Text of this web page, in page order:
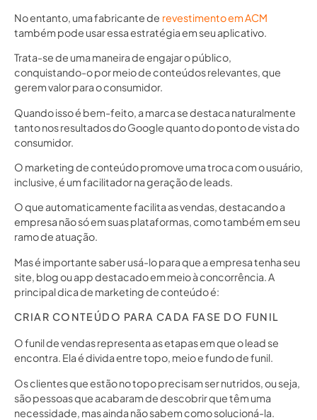
No entanto, uma fabricante de revestimento em ACM
também pode usar essa estratégia em seu aplicativo.
Trata-se de uma maneira de engajar o público,
conquistando-o por meio de conteúdos relevantes, que
gerem valor para o consumidor.
Quando isso é bem-feito, a marca se destaca naturalmente
tanto nos resultados do Google quanto do ponto de vista do
consumidor.
O marketing de conteúdo promove uma troca com o usuário,
inclusive, é um facilitador na geração de leads.
O que automaticamente facilita as vendas, destacando a
empresa não só em suas plataformas, como também em seu
ramo de atuação.
Mas é importante saber usá-lo para que a empresa tenha seu
site, blog ou app destacado em meio à concorrência. A
principal dica de marketing de conteúdo é:
CRIAR CONTEÚDO PARA CADA FASE DO FUNIL
O funil de vendas representa as etapas em que o lead se
encontra. Ela é divida entre topo, meio e fundo de funil.
Os clientes que estão no topo precisam ser nutridos, ou seja,
são pessoas que acabaram de descobrir que têm uma
necessidade, mas ainda não sabem como solucioná-la.